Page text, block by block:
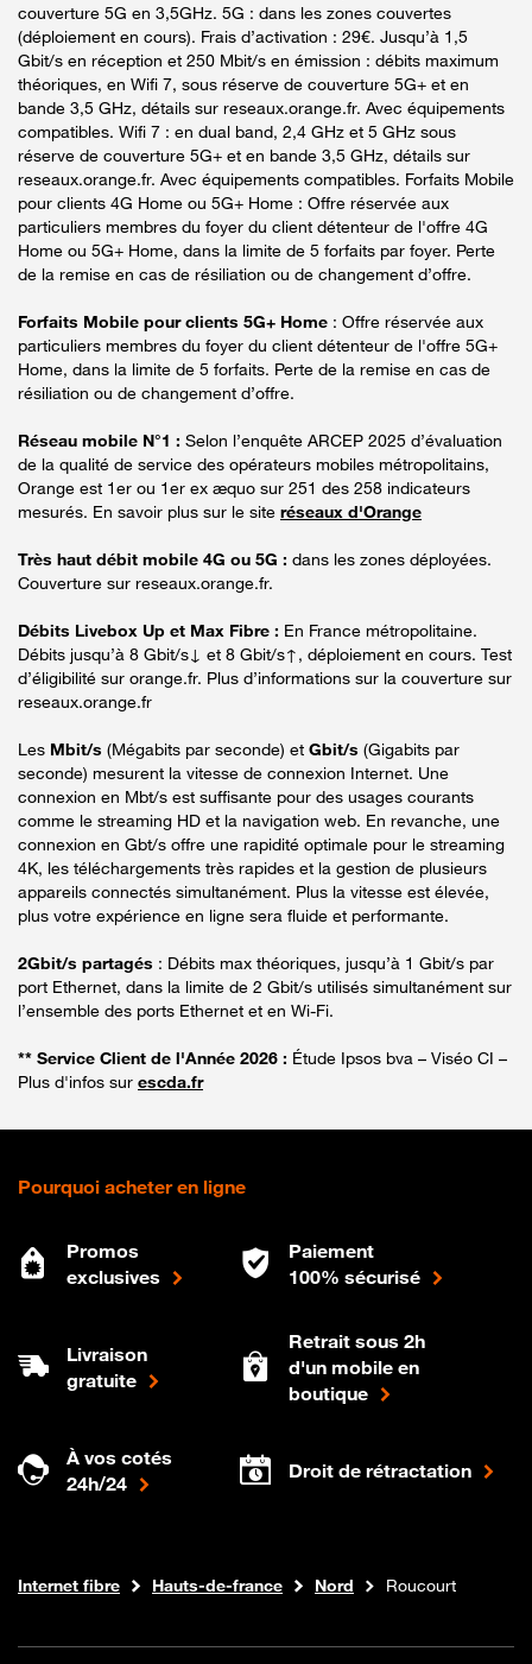
couverture 5G en 3,5GHz. 5G : dans les zones couvertes
(déploiement en cours). Frais d’activation : 29€. Jusqu’à 1,5
Gbit/s en réception et 250 Mbit/s en émission : débits maximum
théoriques, en Wifi 7, sous réserve de couverture 5G+ et en
bande 3,5 GHz, détails sur reseaux.orange.fr. Avec équipements
compatibles. Wifi 7 : en dual band, 2,4 GHz et 5 GHz sous
réserve de couverture 5G+ et en bande 3,5 GHz, détails sur
reseaux.orange.fr. Avec équipements compatibles. Forfaits Mobile
pour clients 4G Home ou 5G+ Home : Offre réservée aux
particuliers membres du foyer du client détenteur de l'offre 4G
Home ou 5G+ Home, dans la limite de 5 forfaits par foyer. Perte
de la remise en cas de résiliation ou de changement d’offre.
Forfaits Mobile pour clients 5G+ Home : Offre réservée aux
particuliers membres du foyer du client détenteur de l'offre 5G+
Home, dans la limite de 5 forfaits. Perte de la remise en cas de
résiliation ou de changement d’offre.
Réseau mobile N°1 : Selon l’enquête ARCEP 2025 d’évaluation
de la qualité de service des opérateurs mobiles métropolitains,
Orange est 1er ou 1er ex æquo sur 251 des 258 indicateurs
mesurés. En savoir plus sur le site réseaux d'Orange
Très haut débit mobile 4G ou 5G : dans les zones déployées.
Couverture sur reseaux.orange.fr.
Débits Livebox Up et Max Fibre : En France métropolitaine.
Débits jusqu’à 8 Gbit/s↓ et 8 Gbit/s↑, déploiement en cours. Test
d’éligibilité sur orange.fr. Plus d’informations sur la couverture sur
reseaux.orange.fr
Les Mbit/s (Mégabits par seconde) et Gbit/s (Gigabits par
seconde) mesurent la vitesse de connexion Internet. Une
connexion en Mbt/s est suffisante pour des usages courants
comme le streaming HD et la navigation web. En revanche, une
connexion en Gbt/s offre une rapidité optimale pour le streaming
4K, les téléchargements très rapides et la gestion de plusieurs
appareils connectés simultanément. Plus la vitesse est élevée,
plus votre expérience en ligne sera fluide et performante.
2Gbit/s partagés : Débits max théoriques, jusqu’à 1 Gbit/s par
port Ethernet, dans la limite de 2 Gbit/s utilisés simultanément sur
l’ensemble des ports Ethernet et en Wi-Fi.
** Service Client de l'Année 2026 : Étude Ipsos bva – Viséo CI –
Plus d'infos sur escda.fr
Pourquoi acheter en ligne
Promos
exclusives
Paiement
100% sécurisé
Livraison
gratuite
Retrait sous 2h
d'un mobile en
boutique
À vos cotés
24h/24
Droit de rétractation
Boutique Orange
Internet fibre Hauts-de-france Nord Roucourt